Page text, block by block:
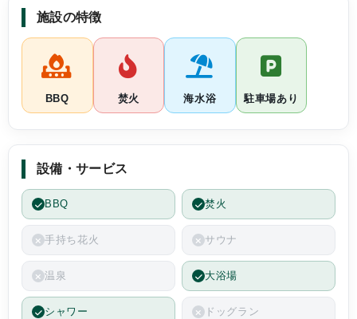
施設の特徴
BBQ 焚火 海水浴 駐車場あり
設備・サービス
BBQ 焚火
手持ち花火 サウナ
温泉 大浴場
シャワー ドッグラン